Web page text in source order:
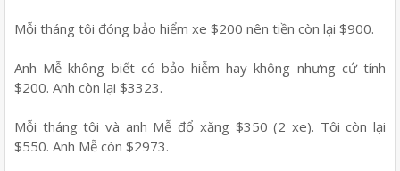
Mỗi tháng tôi đóng bảo hiểm xe $200 nên tiền còn lại $900.
Anh Mễ không biết có bảo hiễm hay không nhưng cứ tính
$200. Anh còn lại $3323.
Mỗi tháng tôi và anh Mễ đổ xăng $350 (2 xe). Tôi còn lại
$550. Anh Mễ còn $2973.